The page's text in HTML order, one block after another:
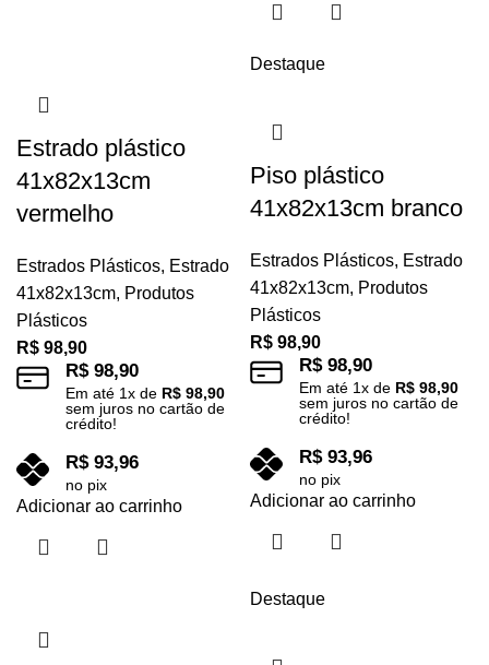
Estrado plástico
41x82x13cm
vermelho
Estrados Plásticos, Estrado
41x82x13cm, Produtos
Plásticos
R$ 98,90
R$98,90
Em até 1x de R$ 98,90
sem juros no cartão de
crédito!
R$93,96
no pix
Adicionar ao carrinho
Destaque
Piso plástico
41x82x13cm branco
Estrados Plásticos, Estrado
41x82x13cm, Produtos
Plásticos
R$ 98,90
R$98,90
Em até 1x de R$ 98,90
sem juros no cartão de
crédito!
R$93,96
no pix
Adicionar ao carrinho
Destaque